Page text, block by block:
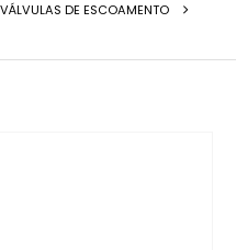
VÁLVULAS DE ESCOAMENTO